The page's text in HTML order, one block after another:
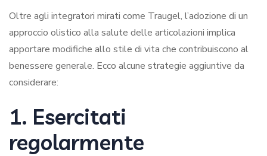
Oltre agli integratori mirati come Traugel, l’adozione di un
approccio olistico alla salute delle articolazioni implica
apportare modifiche allo stile di vita che contribuiscono al
benessere generale. Ecco alcune strategie aggiuntive da
considerare:
1. Esercitati
regolarmente